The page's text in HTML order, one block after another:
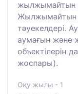
жылжымайтын
Жылжымайтын
тәуекелдері.
аумағын және
объектілерін
жоспары).
Оқу жылы - 1